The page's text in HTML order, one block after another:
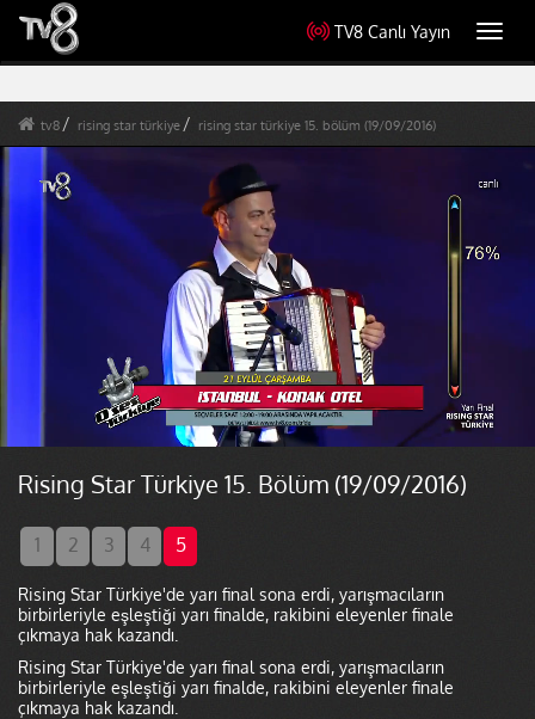
TV8 Canlı Yayın
tv8 rising star türkiye rising star türkiye 15. bölüm (19/09/2016)
Rising Star Türkiye 15. Bölüm (19/09/2016)
1 2 3 4 5
Rising Star Türkiye'de yarı final sona erdi, yarışmacıların
birbirleriyle eşleştiği yarı finalde, rakibini eleyenler finale
çıkmaya hak kazandı.
Rising Star Türkiye'de yarı final sona erdi, yarışmacıların
birbirleriyle eşleştiği yarı finalde, rakibini eleyenler finale
çıkmaya hak kazandı.